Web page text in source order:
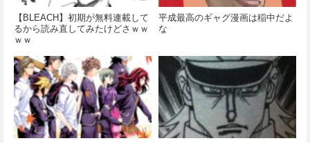
【BLEACH】初期が無料連載して
るから読み直してみたけどさｗｗ
ｗｗ
平成最高のギャグ漫画は稲中だよ
な